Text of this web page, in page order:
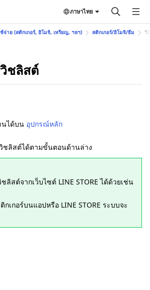
ภาษาไทย
จ่าย (สติกเกอร์, อิโมจิ, เหรียญ, ฯลฯ) สติกเกอร์/อิโมจิ/ธีม วิ
ชลิสต์
นได้บน อุปกรณ์หลัก
ชลิสต์ได้ตามขั้นตอนด้านล่าง
ชลิสต์จากเว็บไซต์ LINE STORE ได้ด้วยเช่น
เกอร์บนแอปหรือ LINE STORE ระบบจะ